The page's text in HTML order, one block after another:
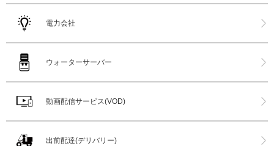
電力会社
ウォーターサーバー
動画配信サービス(VOD)
出前配達(デリバリー)